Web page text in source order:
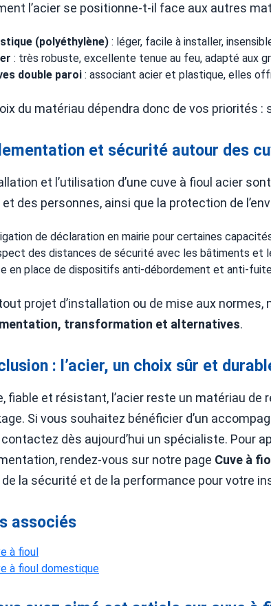
l’acier se positionne-t-il face aux autres
(polyéthylène) : léger, facile à installer,
: très robuste, excellente tenue au feu, adapté aux
double paroi : associant acier et plastique, elles
du matériau dépendra donc de vos priorités
et sécurité autour des
et l’utilisation d’une cuve à fioul acier
et des personnes, ainsi que la protection de
de déclaration en mairie pour certaines
des distances de sécurité avec les bâtiments et
en place de dispositifs anti-débordement et anti-
projet d’installation ou de mise aux normes,
transformation et alternatives.
: l’acier, un choix sûr et
fiable et résistant, l’acier reste un matériau
Si vous souhaitez bénéficier d’un
contactez dès aujourd’hui un spécialiste. Pour
rendez-vous sur notre page Cuve à
la sécurité et de la performance pour votre
associés
à fioul
à fioul domestique